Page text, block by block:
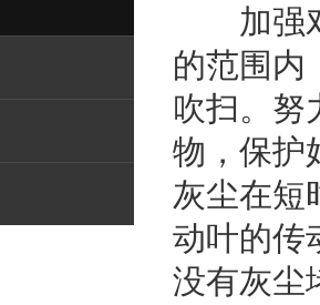
加强对
的范围内
吹扫。努
物，保护
灰尘在短
动叶的传
没有灰尘